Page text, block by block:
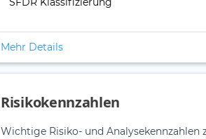
Mehr Details
Risikokennzahlen
Wichtige Risiko- und